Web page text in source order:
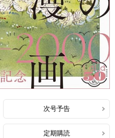
次号予告
定期購読